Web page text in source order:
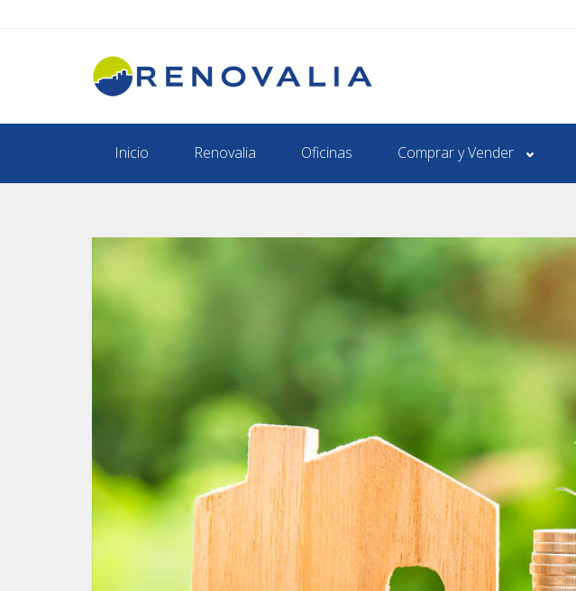
Inicio Renovalia Oficinas Comprar y Vender